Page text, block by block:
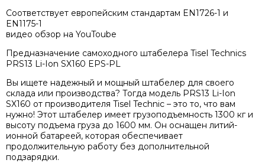
Соответствует европейским стандартам EN1726-1 и
EN1175-1
видео обзор на YouToube
Предназначение самоходного штабелера Tisel Technics
PRS13 Li-Ion SX160 EPS-PL
Вы ищете надежный и мощный штабелер для своего
склада или производства? Тогда модель PRS13 Li-Ion
SX160 от производителя Tisel Technic – это то, что вам
нужно! Этот штабелер имеет грузоподъемность 1300 кг и
высоту подъема груза до 1600 мм. Он оснащен литий-
ионной батареей, которая обеспечивает
продолжительную работу без дополнительной
подзарядки.